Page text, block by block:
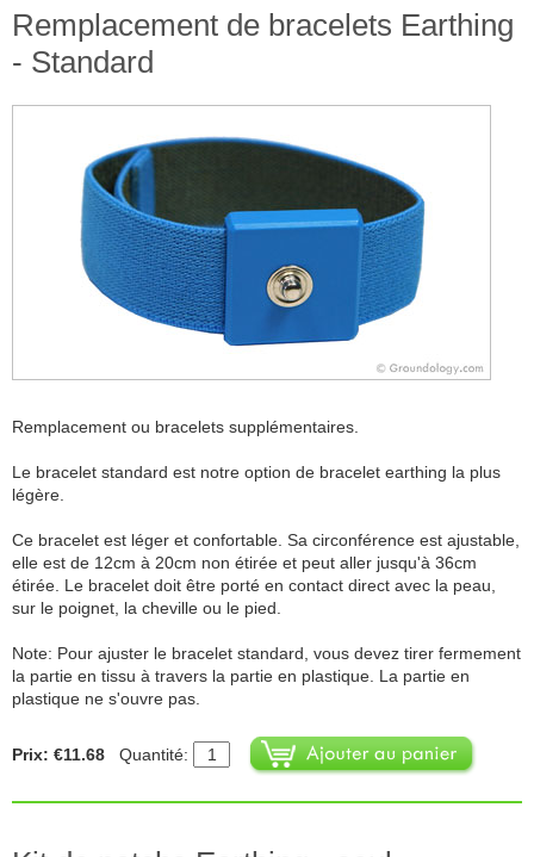
Remplacement de bracelets Earthing
- Standard
Remplacement ou bracelets supplémentaires.
Le bracelet standard est notre option de bracelet earthing la plus
légère.
Ce bracelet est léger et confortable. Sa circonférence est ajustable,
elle est de 12cm à 20cm non étirée et peut aller jusqu'à 36cm
étirée. Le bracelet doit être porté en contact direct avec la peau,
sur le poignet, la cheville ou le pied.
Note: Pour ajuster le bracelet standard, vous devez tirer fermement
la partie en tissu à travers la partie en plastique. La partie en
plastique ne s'ouvre pas.
Prix: €11.68 Quantité: